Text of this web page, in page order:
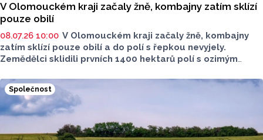
V Olomouckém kraji začaly žně, kombajny zatím sklízí
pouze obilí
08.07.26 10:00 V Olomouckém kraji začaly žně, kombajny
zatím sklízí pouze obilí a do polí s řepkou nevyjely.
Zemědělci sklidili prvních 1400 hektarů polí s ozimým
hektarů polí, meziročně o 3500 méně. Na dalších 21 422
hektarech polí letos roste řepka. Vyplývá to z údajů, které
dnes zveřejnilo ministerstvo zemědělství. Začátek sklizně
v posledních dnech zpomalilo deštivé počasí.
Společnost